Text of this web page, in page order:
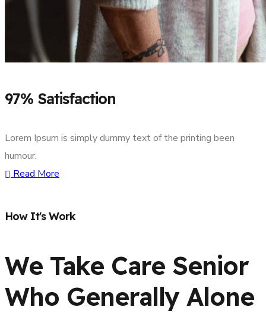
97% Satisfaction
Lorem Ipsum is simply dummy text of the printing been
humour.
Read More
How It's Work
We Take Care Senior
Who Generally Alone